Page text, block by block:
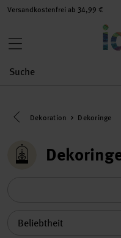
Versandkostenfrei ab 34,99 €
Eine Kategorie zurück
Dekoration Dekoringe